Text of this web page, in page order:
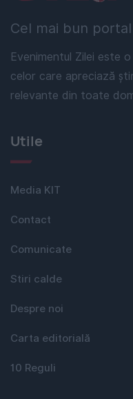
Cel mai bun
Evenimentul Zilei este
celor care apreciază
relevante din toate
Utile
Media KIT
Contact
Comunicate
Stiri calde
Despre noi
Carta editorială
10 Reguli